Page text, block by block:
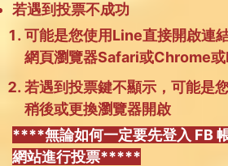
若遇到投票不成功
可能是您使用Line直接開啟連
網頁瀏覽器Safari或Chrome
若遇到投票鍵不顯示，可能是
稍後或更換瀏覽器開啟
****無論如何一定要先登入 FB
網站進行投票*****